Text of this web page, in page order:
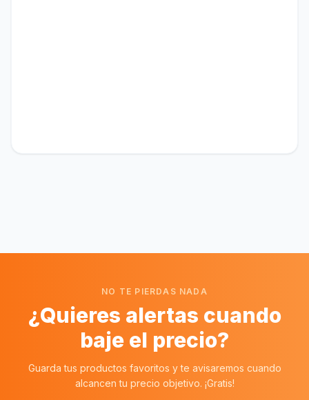
NO TE PIERDAS NADA
¿Quieres alertas cuando
baje el precio?
Guarda tus productos favoritos y te avisaremos cuando
alcancen tu precio objetivo. ¡Gratis!